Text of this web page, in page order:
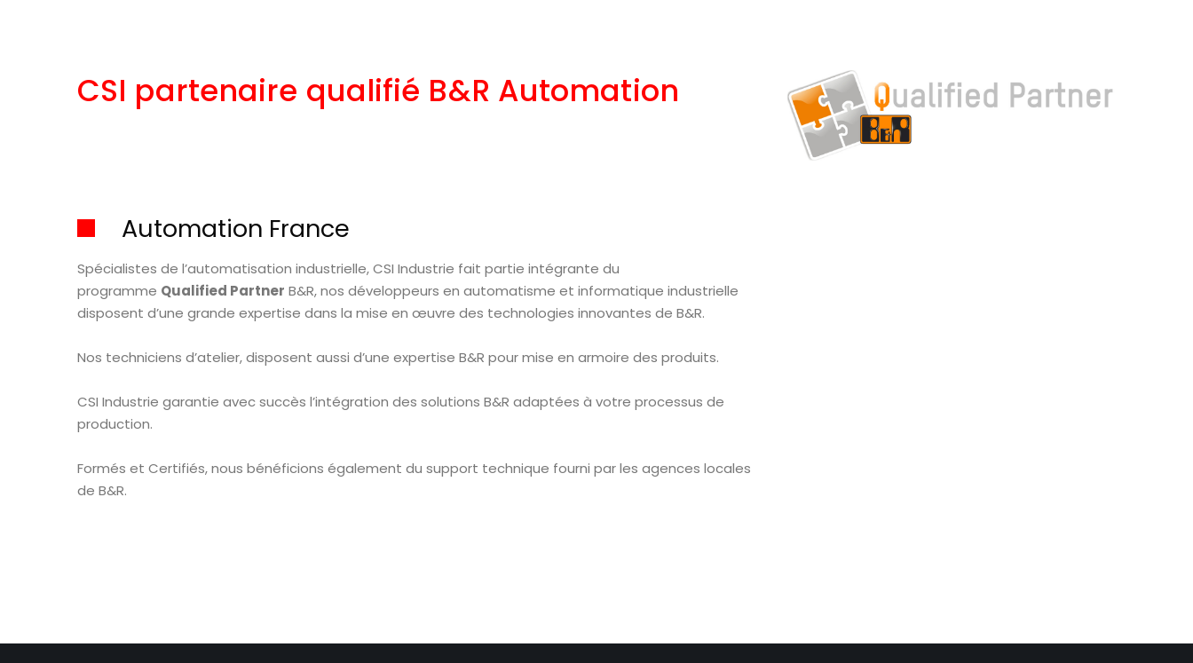
CSI partenaire qualifié B&R Automation
Automation France
Spécialistes de l’automatisation industrielle, CSI Industrie fait partie intégrante du
programme Qualified Partner B&R, nos développeurs en automatisme et informatique industrielle
disposent d’une grande expertise dans la mise en œuvre des technologies innovantes de B&R.
Nos techniciens d’atelier, disposent aussi d’une expertise B&R pour mise en armoire des produits.
CSI Industrie garantie avec succès l’intégration des solutions B&R adaptées à votre processus de
production.
Formés et Certifiés, nous bénéficions également du support technique fourni par les agences locales
de B&R.